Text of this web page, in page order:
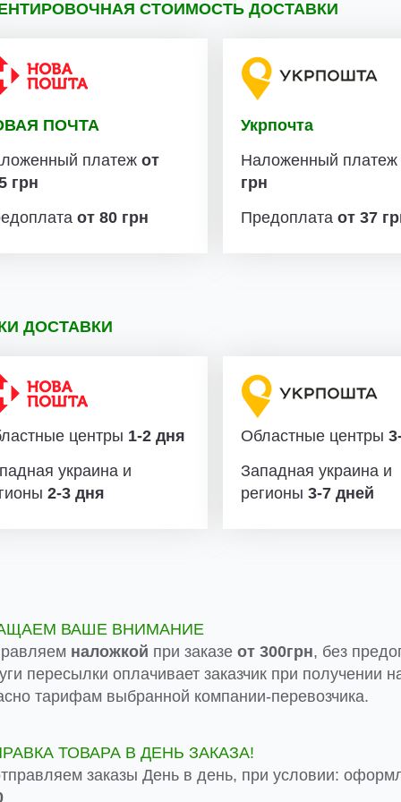
СТОИМОСТЬ ДОСТАВКИ
ПОЧТА
платеж от
грн
от 80 грн
Укрпочта
Наложенный
грн
Предоплатаот 37
ДОСТАВКИ
центры 1-2 дня
украина и
2-3 дня
Областные центры
Западная украина и
регионы 3-7 дней
ВАШЕ ВНИМАНИЕ
наложкой при заказе от 300грн, без
пересылки оплачивает заказчик при получении
тарифам выбранной компании-перевозчика.
ТОВАРА В ДЕНЬ ЗАКАЗА!
заказы День в день, при условии: